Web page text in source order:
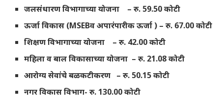
जलसंधारण विभागाच्या योजना – रु. 59.50 कोटी
ऊर्जा विकास (MSEBव अपारंपारीक ऊर्जा ) – रु. 67.00 कोटी
शिक्षण विभागाच्या योजना – रु. 42.00 कोटी
महिला व बाल विकासाच्या योजना – रु. 21.08 कोटी
आरोग्य सेवांचे बळकटीकरण – रु. 50.15 कोटी
नगर विकास विभाग- रु. 130.00 कोटी